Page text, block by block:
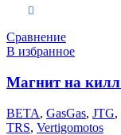
Сравнение
В избранное
Магнит на килл
BETA, GasGas, JTG,
TRS, Vertigomotos